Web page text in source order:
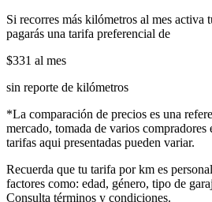
Si recorres más kilómetros al mes activa
pagarás una tarifa preferencial de
$331 al mes
sin reporte de kilómetros
*La comparación de precios es una
mercado, tomada de varios
tarifas aqui presentadas pueden variar.
Recuerda que tu tarifa por km es
factores como: edad, género, tipo de
Consulta términos y condiciones.